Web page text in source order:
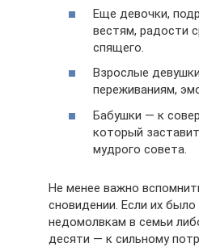
Еще девочки,
вестям, радости
спящего.
Взрослые
переживаниям,
Бабушки — к
который
мудрого совета.
Не менее важно
сновидении. Если их
недомолвкам в семьи
десяти — к сильному